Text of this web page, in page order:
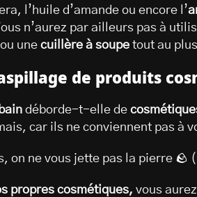
l’huile d’amande ou encore l’
n’aurez par ailleurs pas à
ou une cuillère à soupe tout au
de produits
déborde-t-elle de
car ils ne conviennent pas à
on ne vous jette pas la pierre 🪨
propres cosmétiques, vous